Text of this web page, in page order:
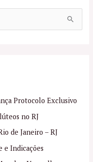
Protocolo Exclusivo
no RJ
de Janeiro – RJ
e Indicações